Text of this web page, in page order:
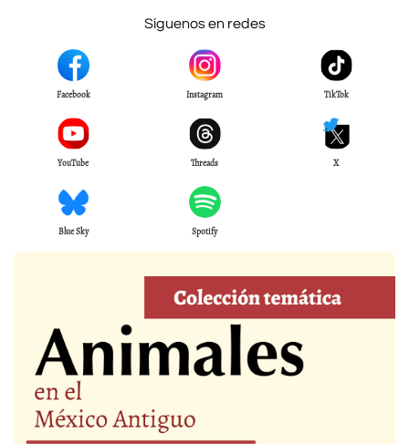
Síguenos en redes
Facebook Instagram TikTok
YouTube Threads X
Blue Sky Spotify